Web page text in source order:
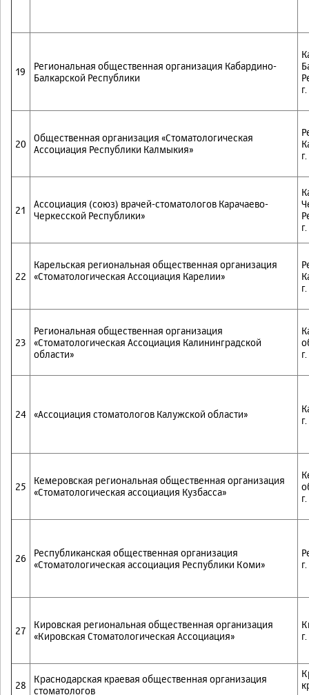
19
Региональная общественная организация Кабардино-
Балкарской Республики
20
Общественная организация «Стоматологическая
Ассоциация Республики Калмыкия»
21
Ассоциация (союз) врачей-стоматологов Карачаево-
Черкесской Республики»
22
Карельская региональная общественная организация
«Стоматологическая Ассоциация Карелии»
23
Региональная общественная организация
«Стоматологическая Ассоциация Калининградской
области»
24 «Ассоциация стоматологов Калужской области»
25
Кемеровская региональная общественная организация
«Стоматологическая ассоциация Кузбасса»
26
Республиканская общественная организация
«Стоматологическая ассоциация Республики Коми»
27
Кировская региональная общественная организация
«Кировская Стоматологическая Ассоциация»
28
Краснодарская краевая общественная организация
стоматологов